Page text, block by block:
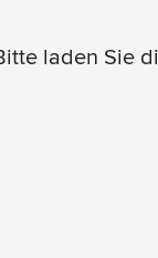
laden Sie